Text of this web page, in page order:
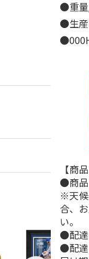
●重
●生
【商
●商品
※天候
合、
い。
●配達
●配達